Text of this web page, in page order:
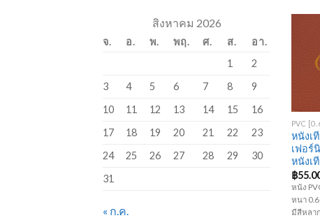
สิงหาคม 2026
จ. อ. พ. พฤ. ศ. ส.
อา.
1
2
3
4 5 6 7 8
9
10
11 12 13 14 15
16
17
18 19 20 21 22
23
24
25 26 27 28 29
30
31
« ก.ค.
หนังเ
เฟอร์
หนังเ
฿
หนัง
หนา
มีสีหลา